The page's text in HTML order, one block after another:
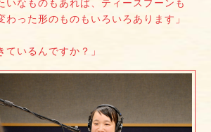
いなものもあれば、ティースプーンも
わった形のものもいろいろあります」
いるんですか？」